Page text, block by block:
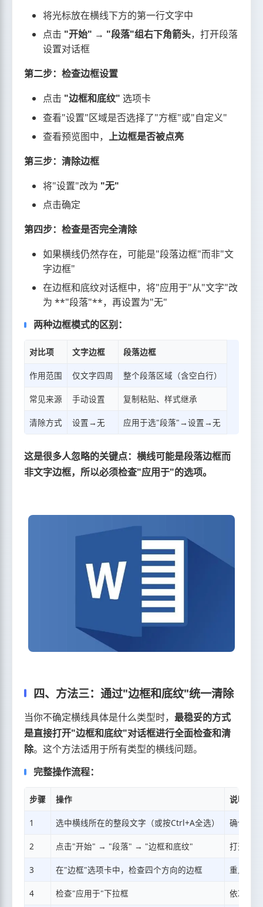
将光标放在横线下方的第一行文字中
点击 "开始" → "段落"组右下角箭头，打开段落
设置对话框
第二步：检查边框设置
点击 "边框和底纹" 选项卡
查看"设置"区域是否选择了"方框"或"自定义"
查看预览图中， 上边框是否被点亮
第三步：清除边框
将"设置"改为 "无"
点击确定
第四步：检查是否完全清除
如果横线仍然存在，可能是"段落边框"而非"文
字边框"
在边框和底纹对话框中，将"应用于"从"文字"改
为 **"段落"**，再设置为"无"
两种边框模式的区别：
对比项 文字边框 段落边框
作用范围 仅文字四周 整个段落区域（含空白行）
常见来源 手动设置 复制粘贴、样式继承
清除方式 设置→无 应用于选"段落"→设置→无
这是很多人忽略的关键点：横线可能是段落边框而
非文字边框，所以必须检查"应用于"的选项。
四、方法三：通过"边框和底纹"统一清除
当你不确定横线具体是什么类型时， 最稳妥的方式
是直接打开"边框和底纹"对话框进行全面检查和清
除。这个方法适用于所有类型的横线问题。
完整操作流程：
步骤 操作 说明
1 选中横线所在的整段文字（或按Ctrl+A全选） 确保选
2 点击"开始" → "段落" → "边框和底纹" 打开对
3 在"边框"选项卡中，检查四个方向的边框 重点看
4 检查"应用于"下拉框 依次选